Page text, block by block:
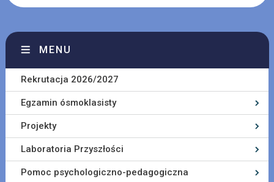
MENU
Rekrutacja 2026/2027
Egzamin ósmoklasisty
Projekty
Laboratoria Przyszłości
Pomoc psychologiczno-pedagogiczna